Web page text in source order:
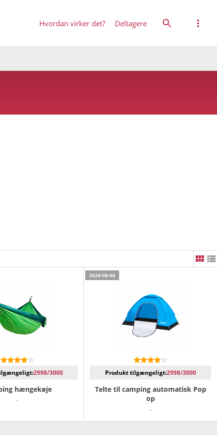
Hvordan virker det? Deltagere
2998/3000
hængekøje
-
2026-08-06
Produkt tilgængeligt:2998/3000
Telte til camping automatisk Pop
op
-